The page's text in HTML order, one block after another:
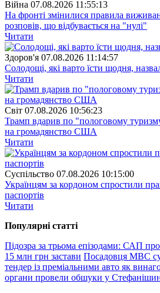
Війна 07.08.2026 11:55:13
На фронті змінилися правила
розповів, що відбувається на "нулі"
Читати
Здоров'я 07.08.2026 11:14:57
Солодощі, які варто їсти щодня,
Читати
Свiт 07.08.2026 10:56:23
Трамп вдарив по "пологовому
на громадянство США
Читати
Суспiльство 07.08.2026 10:15:00
Українцям за кордоном спростили
паспортів
Читати
Популярнi статтi
Підозра за трьома епізодами: САП
15 млн грн застави Посадовця МВС
тендер із преміальними авто як
органи провели обшуки у